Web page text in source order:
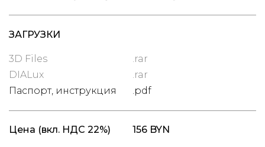
ЗАГРУЗКИ
3D Files
.rar
DIALux
.rar
Паспорт, инструкция
.pdf
Цена (вкл. НДС 22%) 156 BYN